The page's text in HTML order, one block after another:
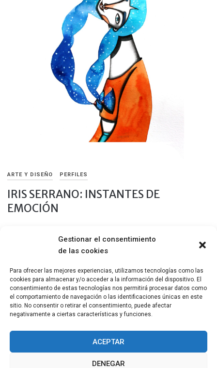
Gestionar el consentimiento
de las cookies
Para ofrecer las mejores experiencias, utilizamos tecnologías como las
cookies para almacenar y/o acceder a la información del dispositivo. El
consentimiento de estas tecnologías nos permitirá procesar datos como
el comportamiento de navegación o las identificaciones únicas en este
sitio. No consentir o retirar el consentimiento, puede afectar
negativamente a ciertas características y funciones.
ACEPTAR
DENEGAR
ARTE Y DISEÑO PERFILES
IRIS SERRANO: INSTANTES DE
EMOCIÓN
Un sábado cualquiera en el Mercado de Tapinería en Valencia, y
sus mágicas ilustraciones.
Compartir